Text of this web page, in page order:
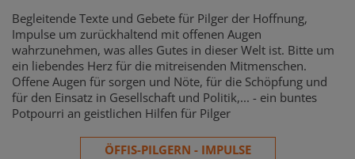
Begleitende Texte und Gebete für Pilger der Hoffnung,
Impulse um zurückhaltend mit offenen Augen
wahrzunehmen, was alles Gutes in dieser Welt ist. Bitte um
ein liebendes Herz für die mitreisenden Mitmenschen.
Offene Augen für sorgen und Nöte, für die Schöpfung und
für den Einsatz in Gesellschaft und Politik,... - ein buntes
Potpourri an geistlichen Hilfen für Pilger
ÖFFIS-PILGERN - IMPULSE